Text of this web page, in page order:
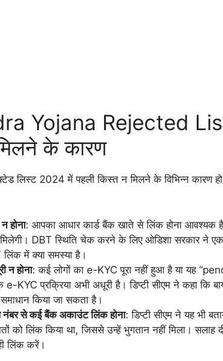
Yojana Rejected
के कारण
लिस्ट 2024 में पहली किस्त न मिलने के विभिन्न कारण हो
होना: आपका आधार कार्ड बैंक खाते से लिंक होना आवश्यक
मिलेगी। DBT स्थिति चेक करने के लिए ओडिशा सरकार ने
में क्या समस्या है।
न होना: कई लोगों का e-KYC पूरा नहीं हुआ है या यह
e-KYC प्रक्रिया अभी अधूरी है। डिप्टी सीएम ने कहा कि
किया जा सकता है।
नंबर से कई बैंक अकाउंट लिंक होना: डिप्टी सीएम ने यह भी
को लिंक किया था, जिससे उन्हें भुगतान नहीं मिला।
लिंक करें।